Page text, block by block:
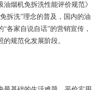
烟机免拆洗性能评价规范》
拆洗”理念的普及，国内的油
各家自说自话”的营销宣传，
规范化发展阶段。